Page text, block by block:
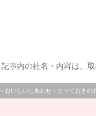
記事内の社名・内容は、
～おいしいしあわせ～とっておきの